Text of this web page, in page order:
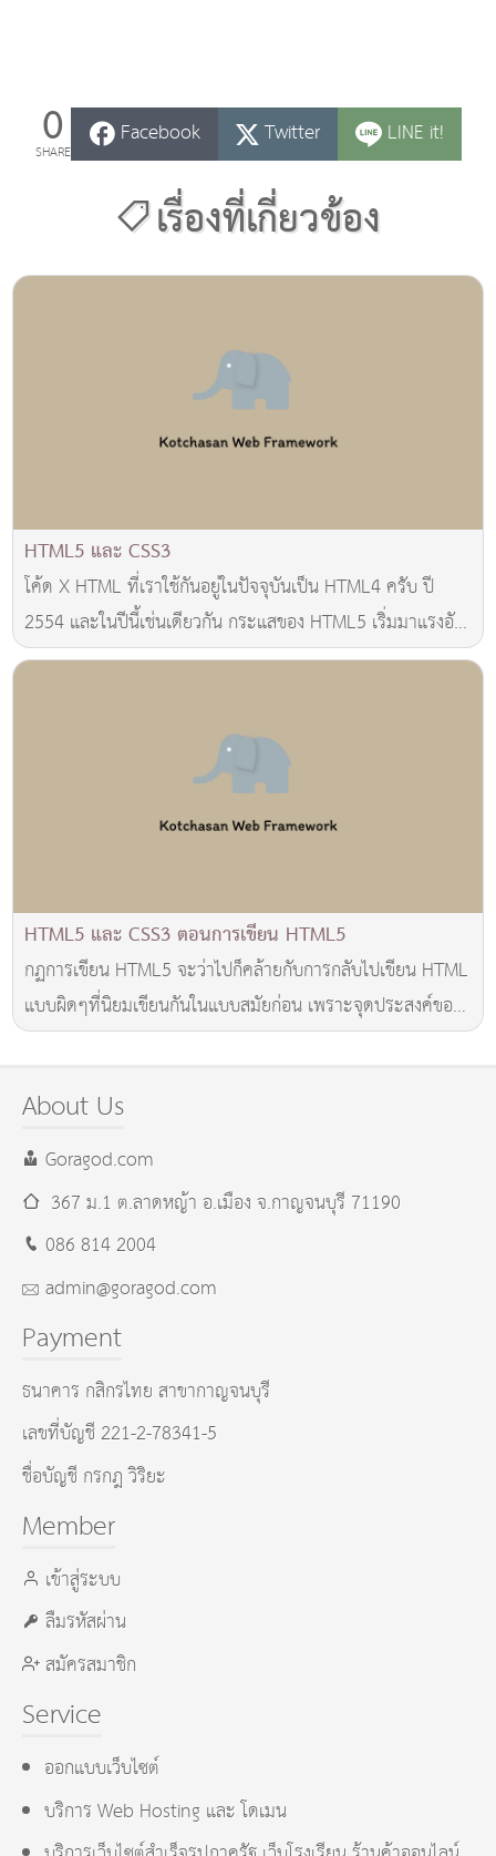
0
SHARE
Facebook Twitter LINE it!
เรื่องที่เกี่ยวข้อง
HTML5 และ CSS3
โค้ด X HTML ที่เราใช้กันอยู่ในปัจจุบันเป็น HTML4 ครับ ปี
2554 และในปีนี้เช่นเดียวกัน กระแสของ HTML5 เริ่มมาแรงอัน
เนื่องมาจากข้อจำกัดของ HTML4 โ
HTML5 และ CSS3 ตอนการเขียน HTML5
กฏการเขียน HTML5 จะว่าไปก็คล้ายกับการกลับไปเขียน HTML
แบบผิดๆที่นิยมเขียนกันในแบบสมัยก่อน เพราะจุดประสงค์ของ
การใช้งานมาตรฐาน HTML5 ก็เพื่อให้เราสาม
About Us
Goragod.com
367 ม.1 ต.ลาดหญ้า อ.เมืองจ.กาญจนบุรี 71190
086 814 2004
admin@goragod.com
Payment
ธนาคาร กสิกรไทย สาขากาญจนบุรี
เลขที่บัญชี 221-2-78341-5
ชื่อบัญชี กรกฎ วิริยะ
Member
เข้าสู่ระบบ
ลืมรหัสผ่าน
สมัครสมาชิก
Service
ออกแบบเว็บไซต์
บริการ Web Hosting และ โดเมน